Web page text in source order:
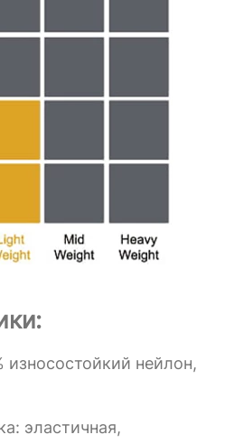
нейлон,
эластичная,